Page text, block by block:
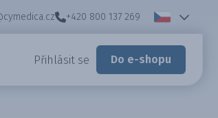
+420 800 137 269
Přihlásit se Do e-shopu